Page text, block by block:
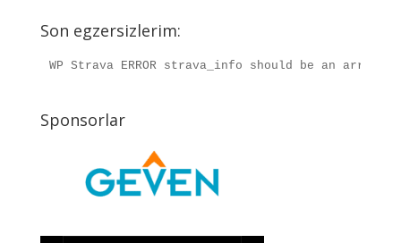
Son egzersizlerim:
WP Strava ERROR strava_info should be an
Sponsorlar